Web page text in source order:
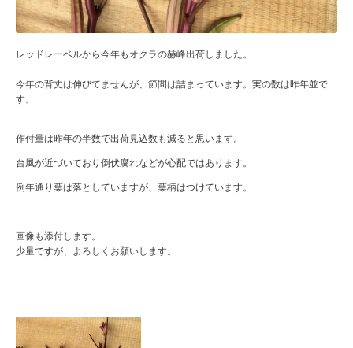
レッドレーベルから今年もオクラの赫峰出荷しました。
今年の背丈は伸びてませんが、節間は詰まっています。実の数は昨年並で
す。
作付量は昨年の半数で出荷見込数も減ると思います。
台風が近づいており倒伏腐れなどが心配ではあります。
例年通り葉は落としていますが、葉柄はつけています。
画像も添付します。
少量ですが、よろしくお願いします。